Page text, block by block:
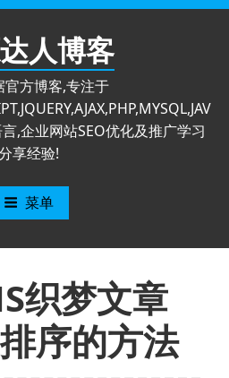
人博客
官方博客,专注于
,企业网站SEO优化及推广学习
享经验!
菜单
织梦文章
序的方法